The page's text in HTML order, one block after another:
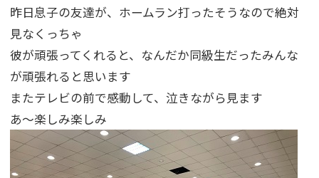
昨日息子の友達が、ホームラン打ったそうなので絶対
見なくっちゃ
彼が頑張ってくれると、なんだか同級生だったみんな
が頑張れると思います
またテレビの前で感動して、泣きながら見ます
あ～楽しみ楽しみ